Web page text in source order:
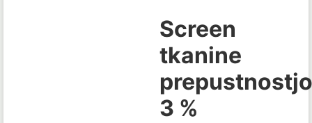
Screen
tkanine
prepustnostjo
3 %